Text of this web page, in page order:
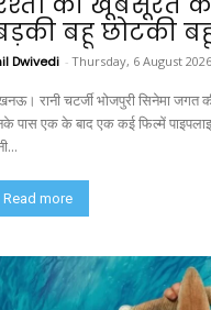
बहू छोटकी बहू
Dwivedi - Thursday, 6 August
रानी चटर्जी भोजपुरी सिनेमा जगत
पास एक के बाद एक कई फिल्में
Read more